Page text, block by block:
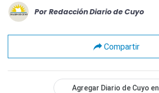
Por Redacción Diario de Cuyo
Compartir
Agregar Diario de Cuyo en